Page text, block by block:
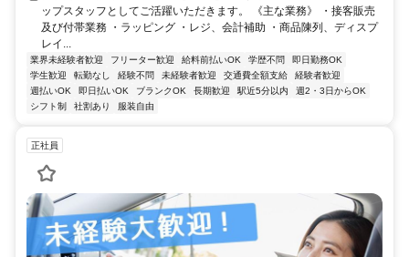
ップスタッフとしてご活躍いただきます。 《主な業務》 ・接客販売
及び付帯業務 ・ラッピング ・レジ、会計補助 ・商品陳列、ディスプ
レイ...
業界未経験者歓迎 フリーター歓迎 給料前払いOK 学歴不問
即日勤務OK
学生歓迎
転勤なし 経験不問 未経験者歓迎 交通費全額支給
経験者歓迎
週払いOK
即日払いOK ブランクOK 長期歓迎 駅近5分以内
週2・3日からOK
シフト制
社割あり 服装自由
正社員